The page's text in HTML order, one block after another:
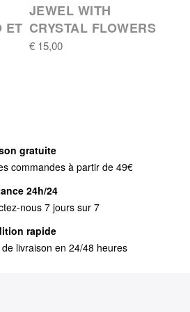
ET
JEWEL WITH
CRYSTAL FLOWERS
€ 15,00
gratuite
commandes à partir de 49€
24h/24
nous 7 jours sur 7
rapide
de livraison en 24/48 heures